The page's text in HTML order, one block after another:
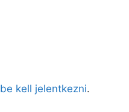
be kell jelentkezni.